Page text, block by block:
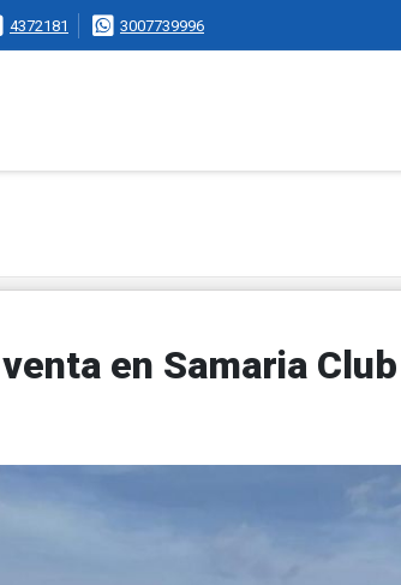
4372181 3007739996
en Samaria